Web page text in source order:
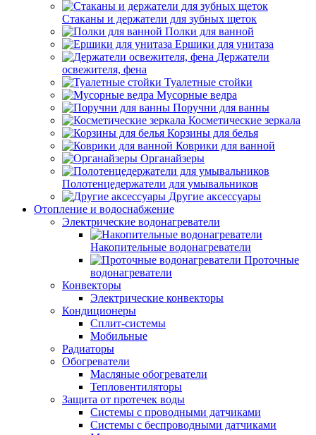
Стаканы и держатели для зубных щеток
Полки для ванной
Ершики для унитаза
Держатели
освежителя, фена
Туалетные стойки
Мусорные ведра
Поручни для ванны
Косметические зеркала
Корзины для белья
Коврики для ванной
Органайзеры
Полотенцедержатели для умывальников
Другие аксессуары
Отопление и водоснабжение
Электрические водонагреватели
Накопительные водонагреватели
Проточные
водонагреватели
Конвекторы
Электрические конвекторы
Кондиционеры
Сплит-системы
Мобильные
Радиаторы
Обогреватели
Масляные обогреватели
Тепловентиляторы
Защита от протечек воды
Системы с проводными датчиками
Системы с беспроводными датчиками